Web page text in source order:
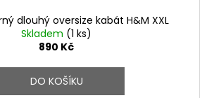
dlouhý oversize kabát H&M XXL
Skladem (1 ks)
890 Kč
DO KOŠÍKU